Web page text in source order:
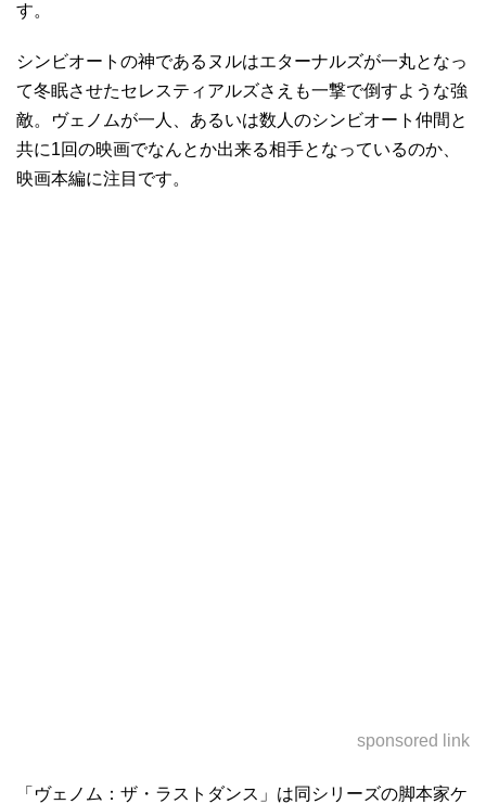
す。
シンビオートの神であるヌルはエターナルズが一丸となっ
て冬眠させたセレスティアルズさえも一撃で倒すような強
敵。ヴェノムが一人、あるいは数人のシンビオート仲間と
共に1回の映画でなんとか出来る相手となっているのか、
映画本編に注目です。
sponsored link
「ヴェノム：ザ・ラストダンス」は同シリーズの脚本家ケ